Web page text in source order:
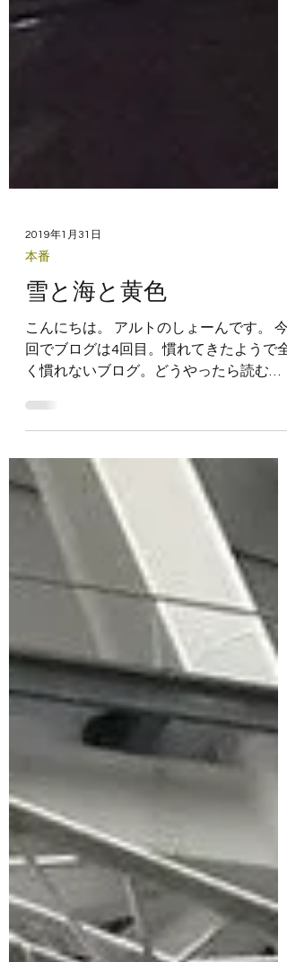
本番
雪と海と黄色
こんにちは。 アルトのしょーんです。 今
く慣れないブログ。どうやったら読む人
に心に残れるんだろう。そうやって何度
難しいですね。では、始まり。 1月27
日。JOKERSは、 フィールドアート...